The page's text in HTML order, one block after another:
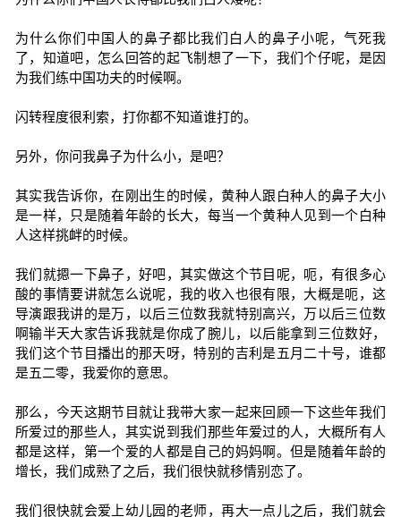
为什么你们中国人的鼻子都比我们白人的鼻子小呢，气死我
了，知道吧，怎么回答的起飞制想了一下，我们个仔呢，是因
为我们练中国功夫的时候啊。
闪转程度很利索，打你都不知道谁打的。
另外，你问我鼻子为什么小，是吧？
其实我告诉你，在刚出生的时候，黄种人跟白种人的鼻子大小
是一样，只是随着年龄的长大，每当一个黄种人见到一个白种
人这样挑衅的时候。
我们就摁一下鼻子，好吧，其实做这个节目呢，呃，有很多心
酸的事情要讲就怎么说呢，我的收入也很有限，大概是呃，这
导演跟我讲的是万，以后三位数我就特别高兴，万以后三位数
啊输半天大家告诉我就是你成了腕儿，以后能拿到三位数好，
我们这个节目播出的那天呀，特别的吉利是五月二十号，谁都
是五二零，我爱你的意思。
那么，今天这期节目就让我带大家一起来回顾一下这些年我们
所爱过的那些人，其实说到我们那些年爱过的人，大概所有人
都是这样，第一个爱的人都是自己的妈妈啊。但是随着年龄的
增长，我们成熟了之后，我们很快就移情别恋了。
我们很快就会爱上幼儿园的老师，再大一点儿之后，我们就会